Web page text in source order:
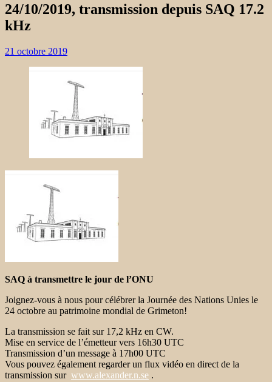
24/10/2019, transmission depuis SAQ 17.2
kHz
21 octobre 2019
SAQ à transmettre le jour de l’ONU
Joignez-vous à nous pour célébrer la Journée des Nations Unies le
24 octobre au patrimoine mondial de Grimeton!
La transmission se fait sur 17,2 kHz en CW.
Mise en service de l’émetteur vers 16h30 UTC
Transmission d’un message à 17h00 UTC
Vous pouvez également regarder un flux vidéo en direct de la
transmission sur www.alexander.n.se .